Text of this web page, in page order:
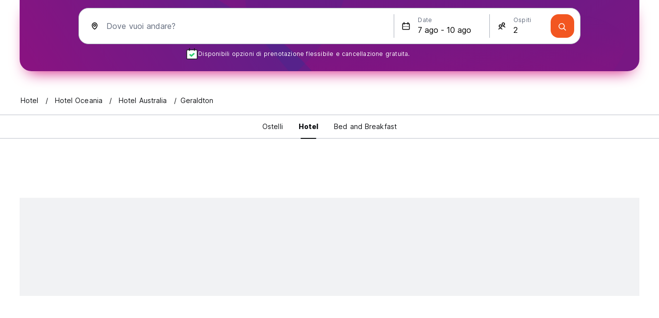
Dove vuoi andare?
Date Ospiti
Disponibili opzioni di prenotazione flessibile e cancellazione gratuita.
Hotel Hotel Oceania Hotel Australia Geraldton
Ostelli Hotel Bed and Breakfast